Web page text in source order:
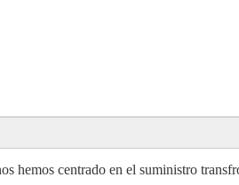
hemos centrado en el suministro